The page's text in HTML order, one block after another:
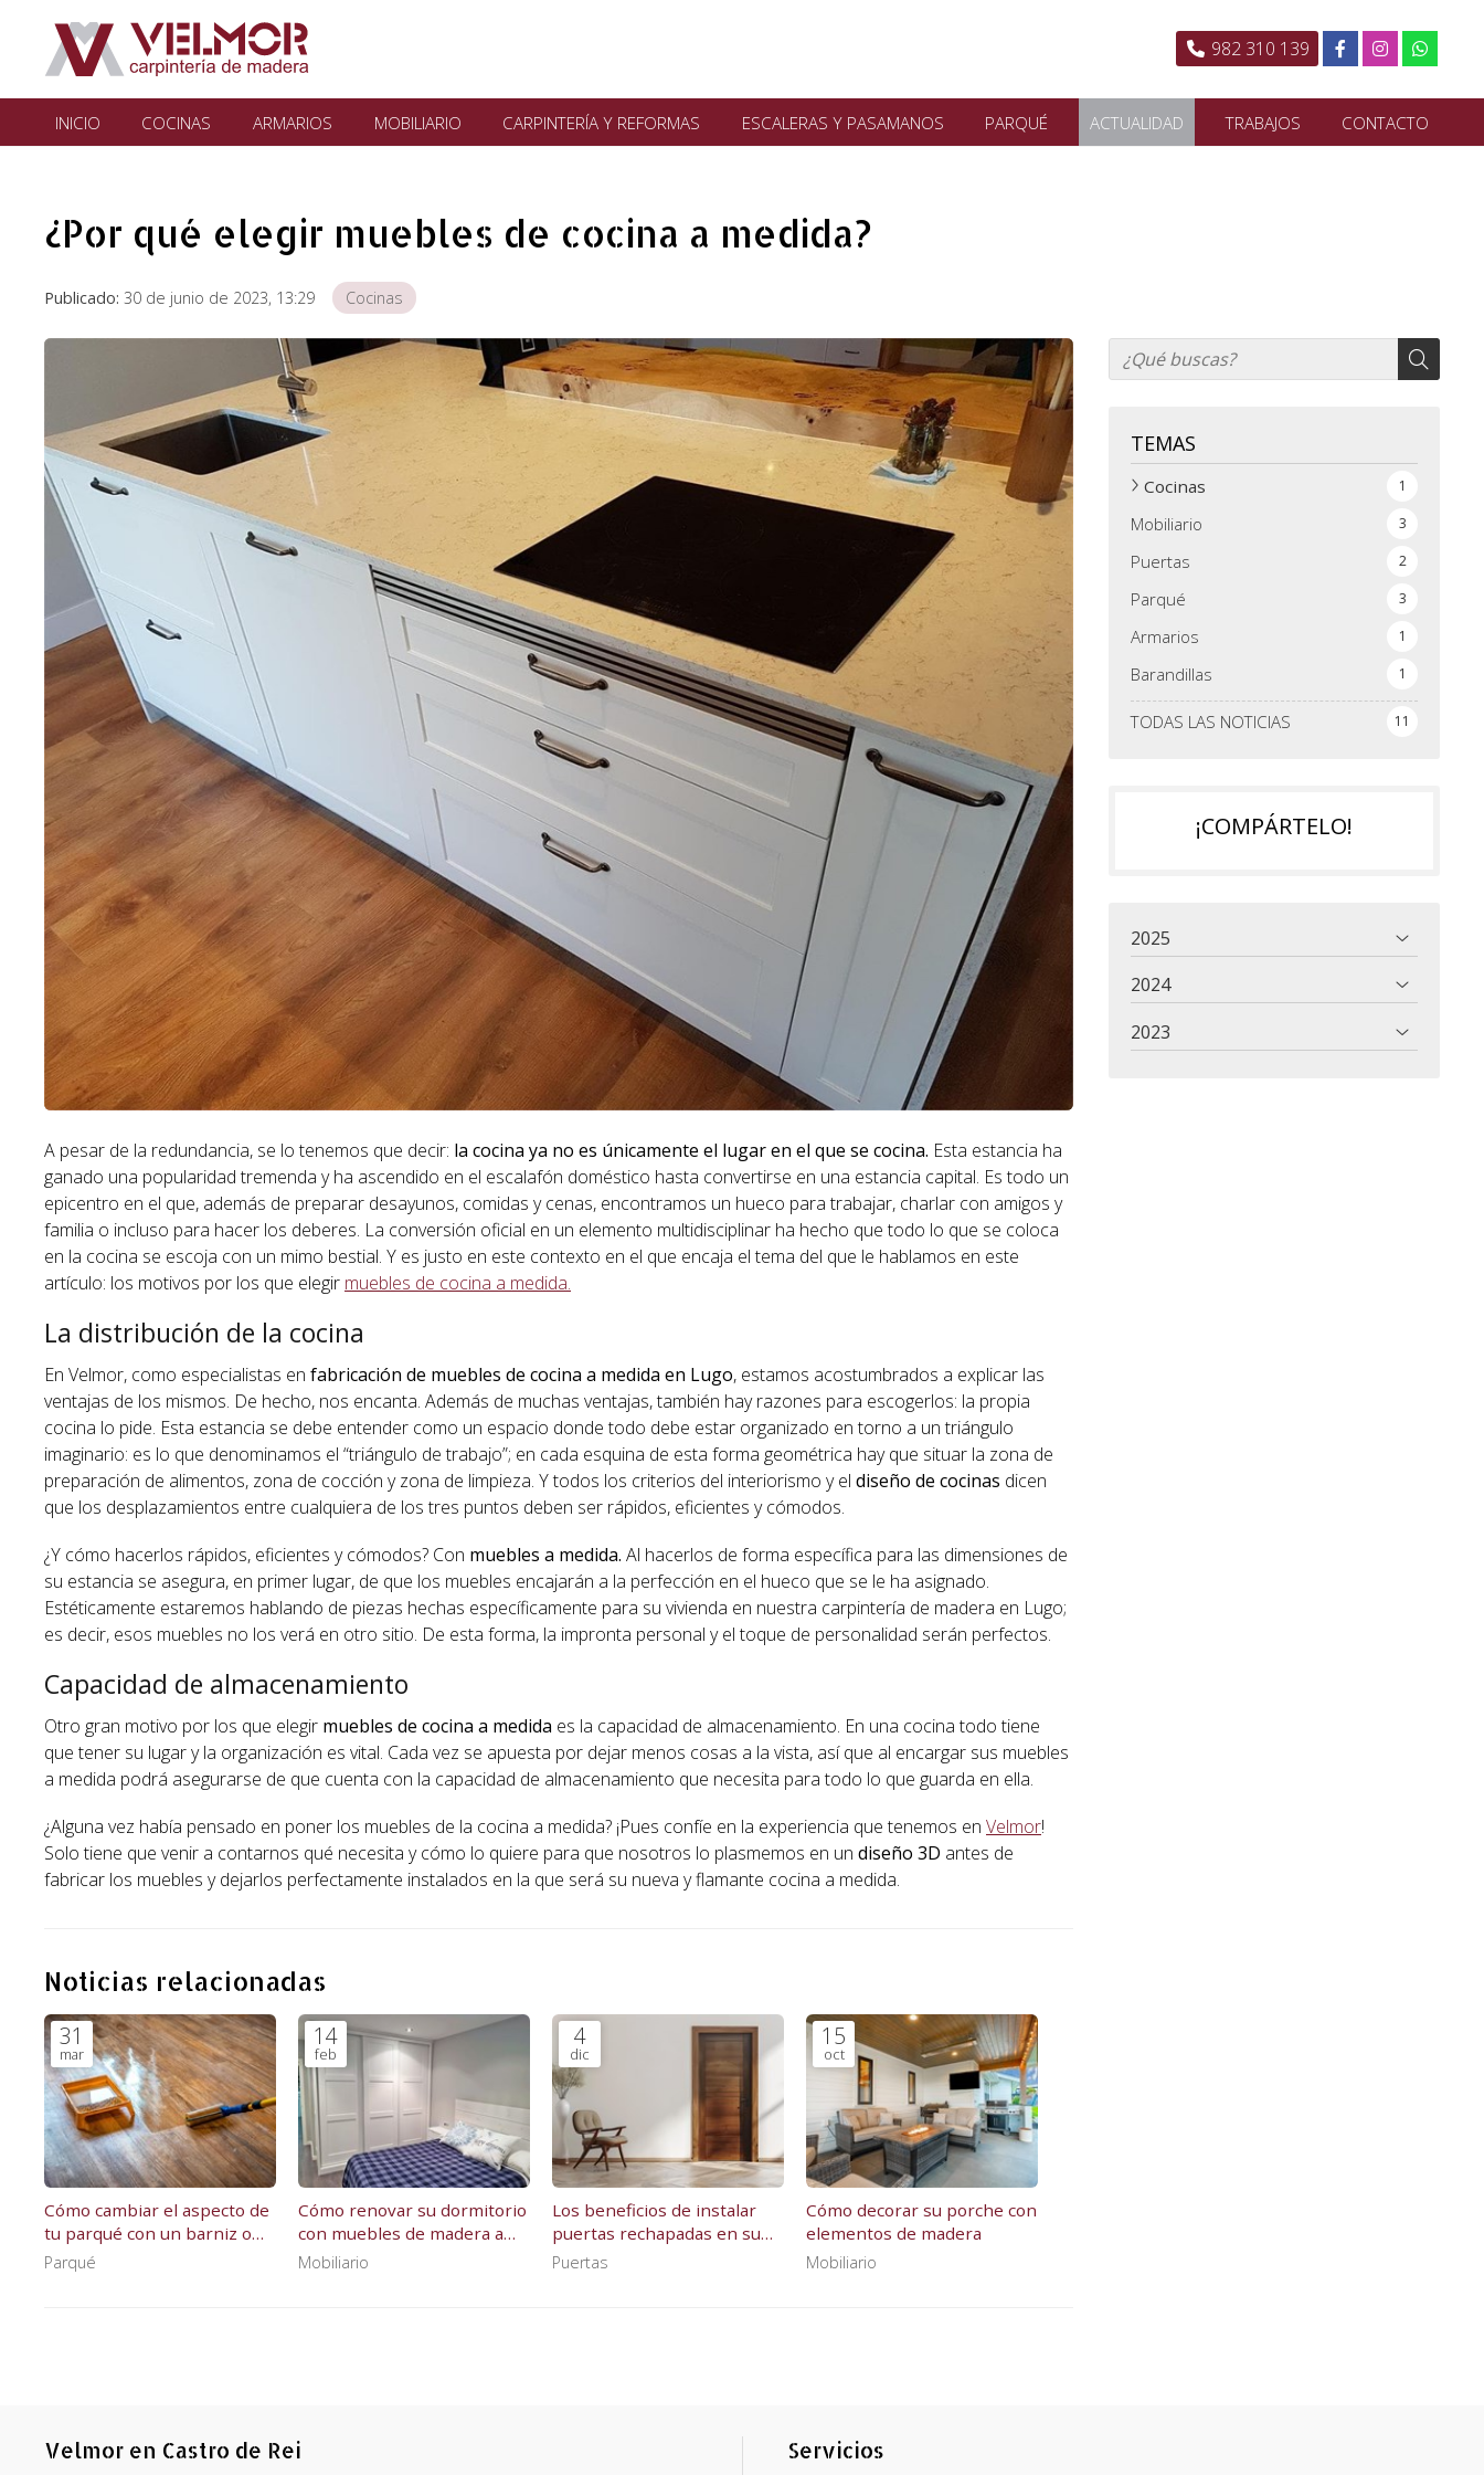
982 310 139
INICIO COCINAS ARMARIOS MOBILIARIO CARPINTERÍA Y REFORMAS ESCALERAS Y PASAMANOS PARQUÉ ACTUALIDAD TRABAJOS CONTACTO
¿Por qué elegir muebles de cocina a medida?
Publicado: 30 de junio de 2023, 13:29 Cocinas
TEMAS
TODAS LAS NOTICIAS 11
Cocinas 1
Mobiliario 3
Puertas 2
Parqué 3
Armarios 1
Barandillas 1
A pesar de la redundancia, se lo tenemos que decir: la cocina ya no es únicamente el lugar en el que se cocina. Esta estancia ha
ganado una popularidad tremenda y ha ascendido en el escalafón doméstico hasta convertirse en una estancia capital. Es todo un
epicentro en el que, además de preparar desayunos, comidas y cenas, encontramos un hueco para trabajar, charlar con amigos y
familia o incluso para hacer los deberes. La conversión oficial en un elemento multidisciplinar ha hecho que todo lo que se coloca
en la cocina se escoja con un mimo bestial. Y es justo en este contexto en el que encaja el tema del que le hablamos en este
artículo: los motivos por los que elegir muebles de cocina a medida.
La distribución de la cocina
En Velmor, como especialistas en fabricación de muebles de cocina a medida en Lugo, estamos acostumbrados a explicar las
ventajas de los mismos. De hecho, nos encanta. Además de muchas ventajas, también hay razones para escogerlos: la propia
cocina lo pide. Esta estancia se debe entender como un espacio donde todo debe estar organizado en torno a un triángulo
imaginario: es lo que denominamos el “triángulo de trabajo”; en cada esquina de esta forma geométrica hay que situar la zona de
preparación de alimentos, zona de cocción y zona de limpieza. Y todos los criterios del interiorismo y el diseño de cocinas dicen
que los desplazamientos entre cualquiera de los tres puntos deben ser rápidos, eficientes y cómodos.
¿Y cómo hacerlos rápidos, eficientes y cómodos? Con muebles a medida. Al hacerlos de forma específica para las dimensiones de
su estancia se asegura, en primer lugar, de que los muebles encajarán a la perfección en el hueco que se le ha asignado.
Estéticamente estaremos hablando de piezas hechas específicamente para su vivienda en nuestra carpintería de madera en Lugo;
es decir, esos muebles no los verá en otro sitio. De esta forma, la impronta personal y el toque de personalidad serán perfectos.
Capacidad de almacenamiento
Otro gran motivo por los que elegir muebles de cocina a medida es la capacidad de almacenamiento. En una cocina todo tiene
que tener su lugar y la organización es vital. Cada vez se apuesta por dejar menos cosas a la vista, así que al encargar sus muebles
a medida podrá asegurarse de que cuenta con la capacidad de almacenamiento que necesita para todo lo que guarda en ella.
¿Alguna vez había pensado en poner los muebles de la cocina a medida? ¡Pues confíe en la experiencia que tenemos en Velmor!
Solo tiene que venir a contarnos qué necesita y cómo lo quiere para que nosotros lo plasmemos en un diseño 3D antes de
fabricar los muebles y dejarlos perfectamente instalados en la que será su nueva y flamante cocina a medida.
Noticias relacionadas
31
mar
Cómo cambiar el aspecto de
tu parqué con un barniz o
una pintura
Parqué
14
feb
Cómo renovar su dormitorio
con muebles de madera a
medida
Mobiliario
4
dic
Los beneficios de instalar
puertas rechapadas en su
hogar
Puertas
15
oct
Cómo decorar su porche con
elementos de madera
Mobiliario
¡COMPÁRTELO!
2025
2024
2023
Velmor en Castro de Rei Servicios